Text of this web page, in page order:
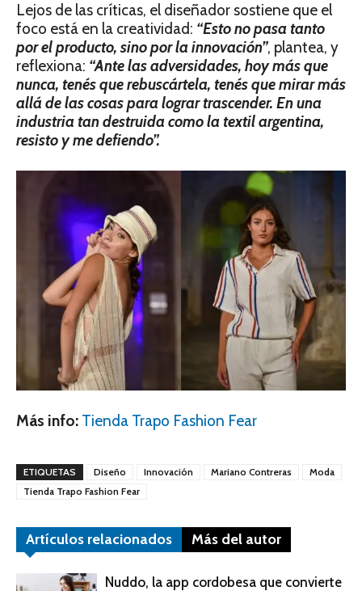
Lejos de las críticas, el diseñador sostiene que el
foco está en la creatividad: “Esto no pasa tanto
por el producto, sino por la innovación”, plantea, y
reflexiona: “Ante las adversidades, hoy más que
nunca, tenés que rebuscártela, tenés que mirar más
allá de las cosas para lograr trascender. En una
industria tan destruida como la textil argentina,
resisto y me defiendo”.
Más info: Tienda Trapo Fashion Fear
ETIQUETAS Diseño Innovación Mariano Contreras
Moda
Tienda Trapo Fashion Fear
Artículos relacionados Más del autor
Nuddo, la app cordobesa que convierte